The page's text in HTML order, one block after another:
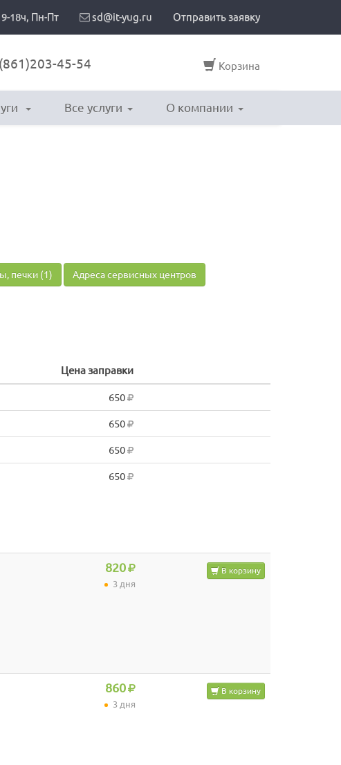
9-18ч, Пн-Пт sd@it-yug.ru Отправить заявку
45-54 Корзина
Все услуги О компании
печки (1) Адреса сервисных центров
Цена заправки
650
650
650
650
820
3 дня
В корзину
860
3 дня
В корзину